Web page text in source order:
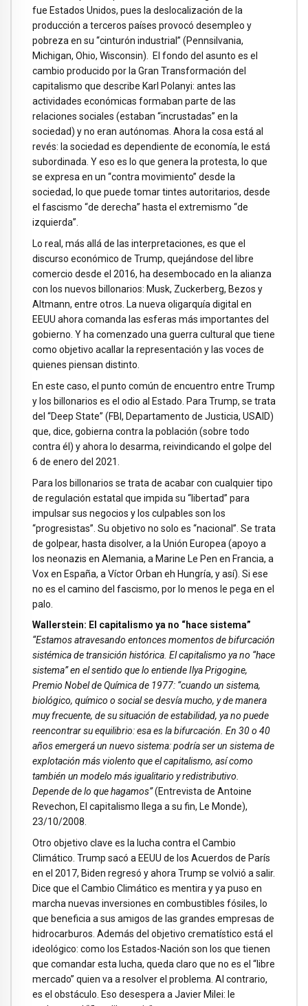
fue Estados Unidos, pues la deslocalización de la
producción a terceros países provocó desempleo y
pobreza en su “cinturón industrial” (Pennsilvania,
Michigan, Ohio, Wisconsin). El fondo del asunto es el
cambio producido por la Gran Transformación del
capitalismo que describe Karl Polanyi: antes las
actividades económicas formaban parte de las
relaciones sociales (estaban “incrustadas” en la
sociedad) y no eran autónomas. Ahora la cosa está al
revés: la sociedad es dependiente de economía, le está
subordinada. Y eso es lo que genera la protesta, lo que
se expresa en un “contra movimiento” desde la
sociedad, lo que puede tomar tintes autoritarios, desde
el fascismo “de derecha” hasta el extremismo “de
izquierda”.
Lo real, más allá de las interpretaciones, es que el
discurso económico de Trump, quejándose del libre
comercio desde el 2016, ha desembocado en la alianza
con los nuevos billonarios: Musk, Zuckerberg, Bezos y
Altmann, entre otros. La nueva oligarquía digital en
EEUU ahora comanda las esferas más importantes del
gobierno. Y ha comenzado una guerra cultural que tiene
como objetivo acallar la representación y las voces de
quienes piensan distinto.
En este caso, el punto común de encuentro entre Trump
y los billonarios es el odio al Estado. Para Trump, se trata
del “Deep State” (FBI, Departamento de Justicia, USAID)
que, dice, gobierna contra la población (sobre todo
contra él) y ahora lo desarma, reivindicando el golpe del
6 de enero del 2021.
Para los billonarios se trata de acabar con cualquier tipo
de regulación estatal que impida su “libertad” para
impulsar sus negocios y los culpables son los
“progresistas”. Su objetivo no solo es “nacional”. Se trata
de golpear, hasta disolver, a la Unión Europea (apoyo a
los neonazis en Alemania, a Marine Le Pen en Francia, a
Vox en España, a Víctor Orban eh Hungría, y así). Si ese
no es el camino del fascismo, por lo menos le pega en el
palo.
Wallerstein: El capitalismo ya no “hace sistema”
“Estamos atravesando entonces momentos de bifurcación
sistémica de transición histórica. El capitalismo ya no “hace
sistema” en el sentido que lo entiende Ilya Prigogine,
Premio Nobel de Química de 1977: “cuando un sistema,
biológico, químico o social se desvía mucho, y de manera
muy frecuente, de su situación de estabilidad, ya no puede
reencontrar su equilibrio: esa es la bifurcación. En 30 o 40
años emergerá un nuevo sistema: podría ser un sistema de
explotación más violento que el capitalismo, así como
también un modelo más igualitario y redistributivo.
Depende de lo que hagamos”(Entrevista de Antoine
Revechon, El capitalismo llega a su fin, Le Monde),
23/10/2008.
Otro objetivo clave es la lucha contra el Cambio
Climático. Trump sacó a EEUU de los Acuerdos de París
en el 2017, Biden regresó y ahora Trump se volvió a salir.
Dice que el Cambio Climático es mentira y ya puso en
marcha nuevas inversiones en combustibles fósiles, lo
que beneficia a sus amigos de las grandes empresas de
hidrocarburos. Además del objetivo crematístico está el
ideológico: como los Estados-Nación son los que tienen
que comandar esta lucha, queda claro que no es el “libre
mercado” quien va a resolver el problema. Al contrario,
es el obstáculo. Eso desespera a Javier Milei: le